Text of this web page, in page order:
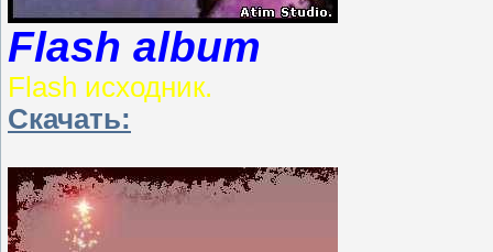
Flash album
Flash исходник.
Скачать: